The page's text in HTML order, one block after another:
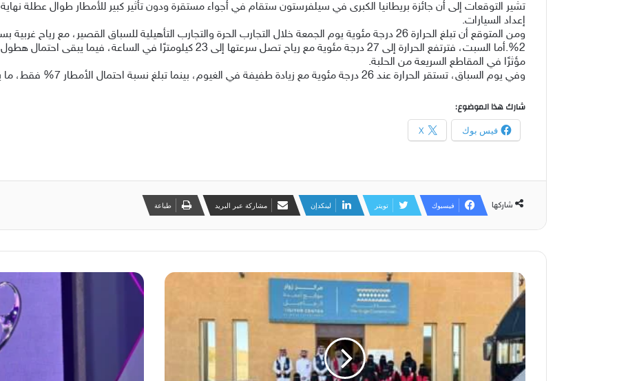
تشير التوقعات إلى أن جائزة بريطانيا الكبرى في سيلفرستون ستقام في أجواء مستقرة ودون تأثير كبير للأمطار طوال عطلة
إعداد السيارات.
مؤثرًا في المقاطع السريعة من الحلبة.
وفي يوم السباق، تستقر الحرارة عند 26 درجة مئوية مع زيادة طفيفة في الغيوم، بينما تبلغ نسبة احتمال الأمطار 7% فقط، ما يشير إلى إقامة السباق في ظروف جافة إلى حد كبير.
شارك هذا الموضوع:
فيس بوك X
شاركها فيسبوك تويتر لينكدإن مشاركة عبر البريد طباعة